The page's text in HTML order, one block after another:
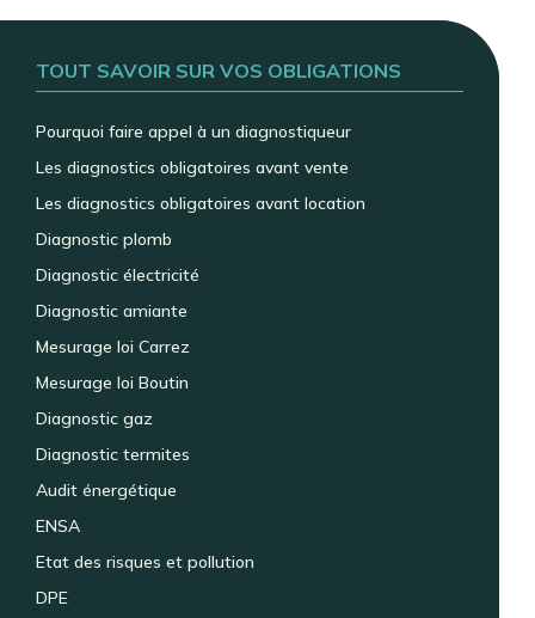
TOUT SAVOIR SUR VOS OBLIGATIONS
Pourquoi faire appel à un diagnostiqueur
Les diagnostics obligatoires avant vente
Les diagnostics obligatoires avant location
Diagnostic plomb
Diagnostic électricité
Diagnostic amiante
Mesurage loi Carrez
Mesurage loi Boutin
Diagnostic gaz
Diagnostic termites
Audit énergétique
ENSA
Etat des risques et pollution
DPE